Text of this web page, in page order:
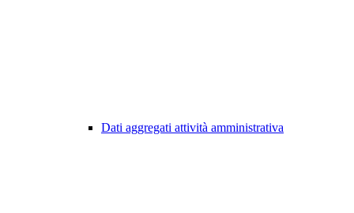
Dati aggregati attività amministrativa